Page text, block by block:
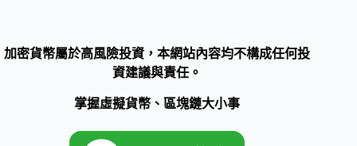
加密貨幣屬於高風險投資，本網站內容均不構成任何投
資建議與責任。
掌握虛擬貨幣、區塊鏈大小事